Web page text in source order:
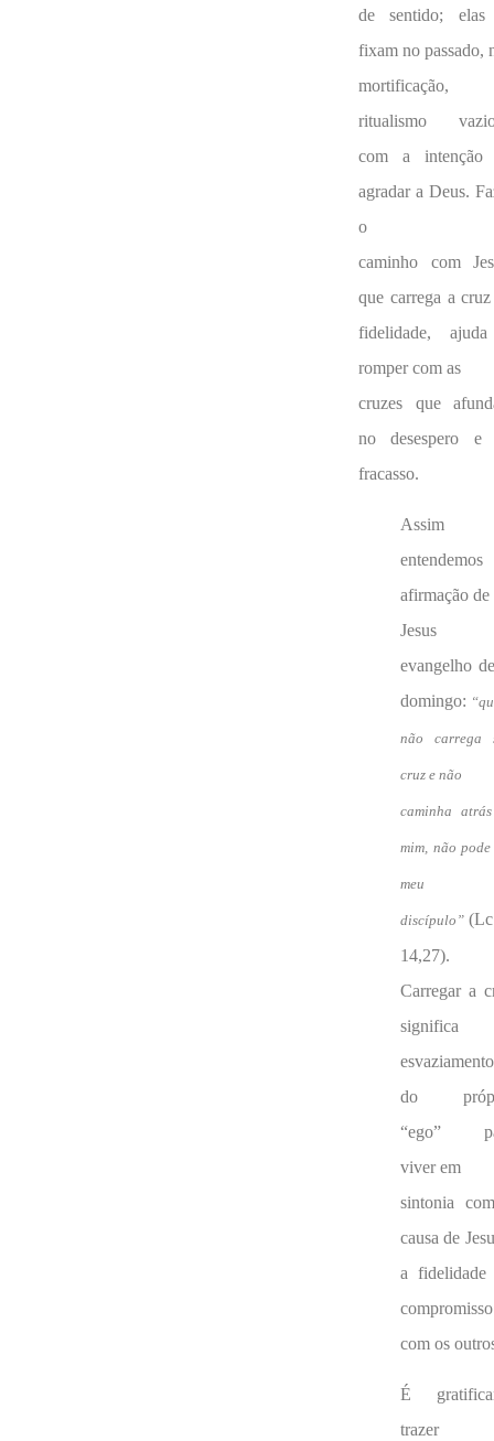
de sentido; elas
fixam no passado,
mortificação,
ritualismo
com a intenção
agradar a Deus.
o
caminho com
que carrega a
fidelidade,
romper com as
cruzes que
no desespero e
fracasso.
Assim
afirmação de
Jesus
evangelho
domingo:
não carrega
cruz e não
caminha
mim, não pode
meu
discípulo”(Lc
14,27).
Carregar a
significa
esvaziamento
do
“ego”
viver em
sintonia
causa de
a fidelidade
compromisso
com os
É
trazer